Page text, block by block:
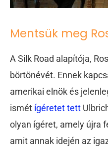
Mentsük meg
A Silk Road alapítója,
börtönévét. Ennek
amerikai elnök és
ismét ígéretet tett
olyan ígéret, amely újra
amit annak idején az